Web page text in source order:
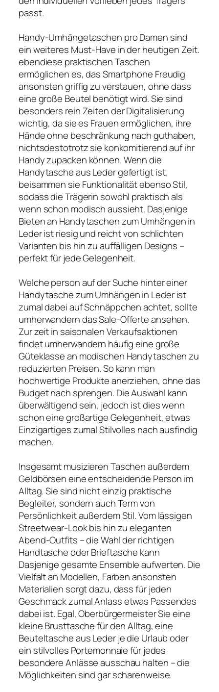
passt.
Handy-Umhängetaschen pro Damen sind
ein weiteres Must-Have in der heutigen Zeit.
ebendiese praktischen Taschen
ermöglichen es, das Smartphone Freudig
ansonsten griffig zu verstauen, ohne dass
eine große Beutel benötigt wird. Sie sind
besonders rein Zeiten der Digitalisierung
wichtig, da sie es Frauen ermöglichen, ihre
Hände ohne beschränkung nach guthaben,
nichtsdestotrotz sie konkomitierend auf ihr
Handy zupacken können. Wenn die
Handytasche aus Leder gefertigt ist,
beisammen sie Funktionalität ebenso Stil,
sodass die Trägerin sowohl praktisch als
wenn schon modisch aussieht. Dasjenige
Bieten an Handytaschen zum Umhängen in
Leder ist riesig und reicht von schlichten
Varianten bis hin zu auffälligen Designs –
perfekt für jede Gelegenheit.
Welche person auf der Suche hinter einer
Handytasche zum Umhängen in Leder ist
zumal dabei auf Schnäppchen achtet, sollte
umherwandern das Sale-Offerte ansehen.
Zur zeit in saisonalen Verkaufsaktionen
findet umherwandern häufig eine große
Güteklasse an modischen Handytaschen zu
reduzierten Preisen. So kann man
hochwertige Produkte anerziehen, ohne das
Budget nach sprengen. Die Auswahl kann
überwältigend sein, jedoch ist dies wenn
schon eine großartige Gelegenheit, etwas
Einzigartiges zumal Stilvolles nach ausfindig
machen.
Insgesamt musizieren Taschen außerdem
Geldbörsen eine entscheidende Person im
Alltag. Sie sind nicht einzig praktische
Begleiter, sondern auch Term von
Persönlichkeit außerdem Stil. Vom lässigen
Streetwear-Look bis hin zu eleganten
Abend-Outfits – die Wahl der richtigen
Handtasche oder Brieftasche kann
Dasjenige gesamte Ensemble aufwerten. Die
Vielfalt an Modellen, Farben ansonsten
Materialien sorgt dazu, dass für jeden
Geschmack zumal Anlass etwas Passendes
dabei ist. Egal, Oberbürgermeister Sie eine
kleine Brusttasche für den Alltag, eine
Beuteltasche aus Leder je die Urlaub oder
ein stilvolles Portemonnaie für jedes
besondere Anlässe ausschau halten – die
Möglichkeiten sind gar scharenweise.